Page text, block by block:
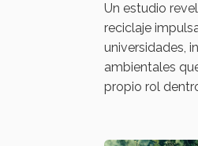
Un estudio
reciclaje
universidades,
ambientales
propio rol